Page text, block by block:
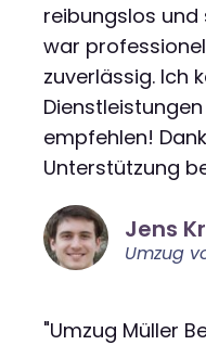
reibungslos und
war
zuverlässig. Ich
empfehlen!
Unterstützung
Jens
Umzug
"Umzug Müller